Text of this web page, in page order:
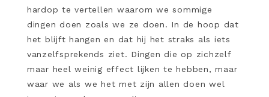
hardop te vertellen waarom we sommige
dingen doen zoals we ze doen. In de hoop dat
het blijft hangen en dat hij het straks als iets
vanzelfsprekends ziet. Dingen die op zichzelf
maar heel weinig effect lijken te hebben, maar
waar we als we het met zijn allen doen wel